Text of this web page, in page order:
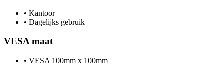
• Kantoor
• Dagelijks gebruik
VESA maat
• VESA 100mm x 100mm